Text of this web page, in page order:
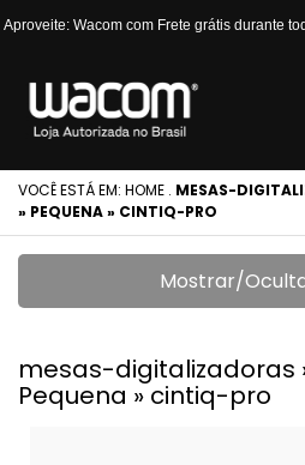
Aproveite: Wacom com Frete grátis durante
VOCÊ ESTÁ EM: HOME . MESAS-
» PEQUENA » CINTIQ-PRO
Mostrar/
mesas-digitalizadoras
Pequena » cintiq-pro